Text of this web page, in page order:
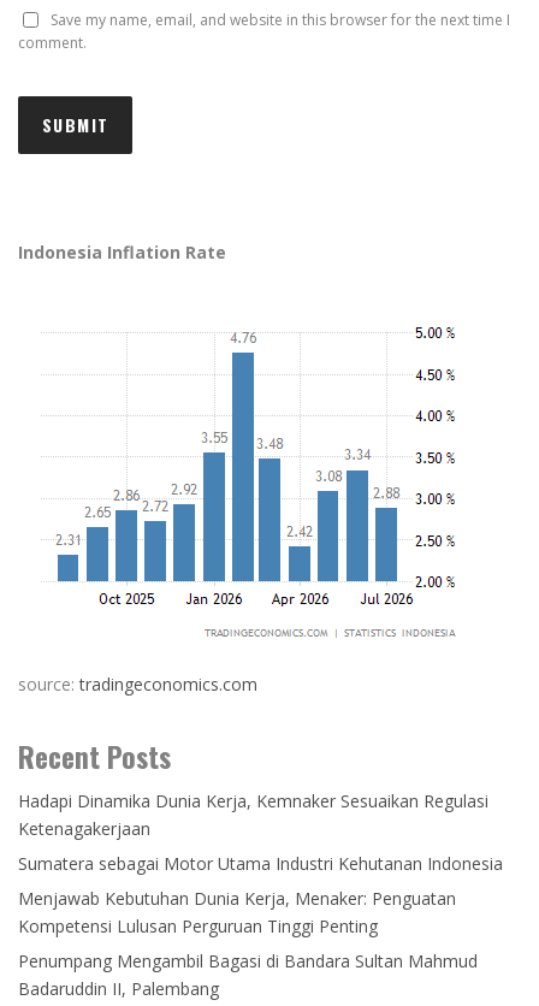
Save my name, email, and website in this browser for the next time I
comment.
Indonesia Inflation Rate
source:tradingeconomics.com
Recent Posts
Hadapi Dinamika Dunia Kerja, Kemnaker Sesuaikan Regulasi
Ketenagakerjaan
Sumatera sebagai Motor Utama Industri Kehutanan Indonesia
Menjawab Kebutuhan Dunia Kerja, Menaker: Penguatan
Kompetensi Lulusan Perguruan Tinggi Penting
Penumpang Mengambil Bagasi di Bandara Sultan Mahmud
Badaruddin II, Palembang